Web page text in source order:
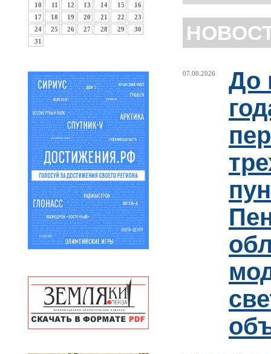
10
11 12 13 14 15
16
17
18 19 20 21 22
23
24
25 26 27 28 29
30
31
07.08.2026
До